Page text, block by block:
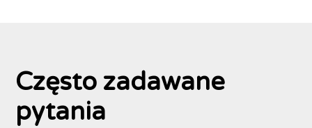
Często zadawane
pytania